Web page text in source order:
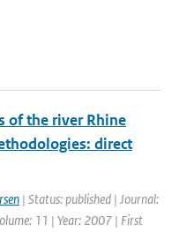
of the river Rhine
direct
| Status: published | Journal:
11 | Year: 2007 | First